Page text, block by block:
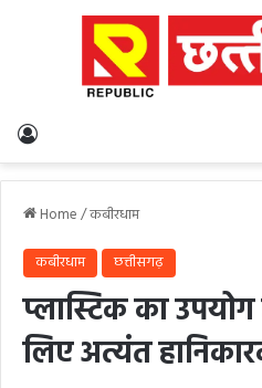
Home/कबीरधाम
कबीरधाम छत्तीसगढ़
प्लास्टिक का
लिए अत्यंत